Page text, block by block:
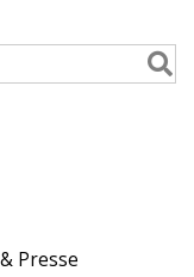
Presse